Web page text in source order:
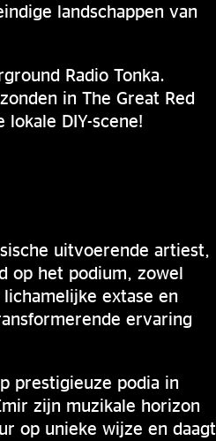
landschappen van
Radio Tonka.
in The Great Red
DIY-scene!
uitvoerende artiest,
op het podium, zowel
extase en
ervaring
prestigieuze podia in
zijn muzikale horizon
op unieke wijze en daagt